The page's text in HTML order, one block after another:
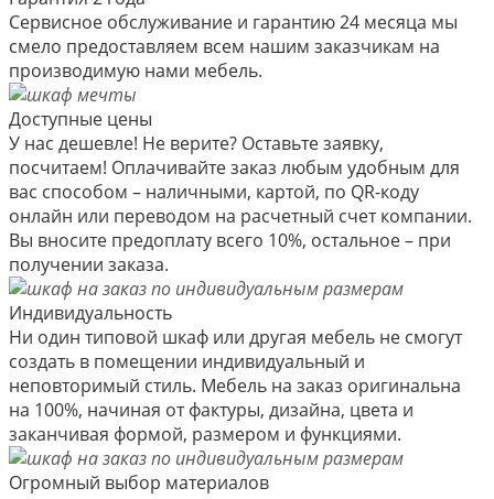
Сервисное обслуживание и гарантию 24 месяца мы
смело предоставляем всем нашим заказчикам на
производимую нами мебель.
Доступные цены
У нас дешевле! Не верите? Оставьте заявку,
посчитаем! Оплачивайте заказ любым удобным для
вас способом – наличными, картой, по QR-коду
онлайн или переводом на расчетный счет компании.
Вы вносите предоплату всего 10%, остальное – при
получении заказа.
Индивидуальность
Ни один типовой шкаф или другая мебель не смогут
создать в помещении индивидуальный и
неповторимый стиль. Мебель на заказ оригинальна
на 100%, начиная от фактуры, дизайна, цвета и
заканчивая формой, размером и функциями.
Огромный выбор материалов